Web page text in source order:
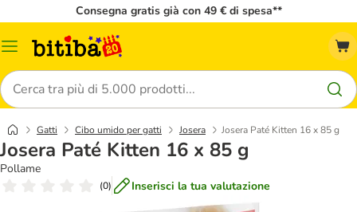
Consegna gratis già con 49 € di spesa**
Overview
Cerca
Gatti Cibo umido per gatti Josera Josera Paté Kitten 16 x 85 g
Josera Paté Kitten 16 x 85 g
Pollame
(0) Inserisci la tua valutazione